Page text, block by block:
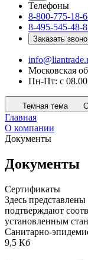
Телефоны
8-800-775-18-
8-495-545-48-
Заказать
Московская
Пн-Пт: c
Темная тема
Главная
О компании
Документы
Документы
Сертификаты
Здесь
подтверждают
установленным
Санитарно-
9,5 Кб